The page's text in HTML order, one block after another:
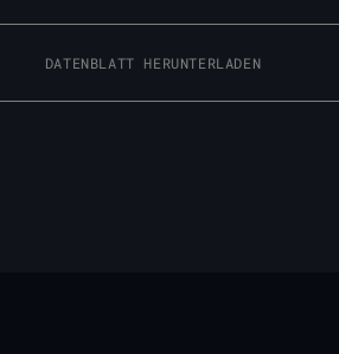
DATENBLATT HERUNTERLADEN